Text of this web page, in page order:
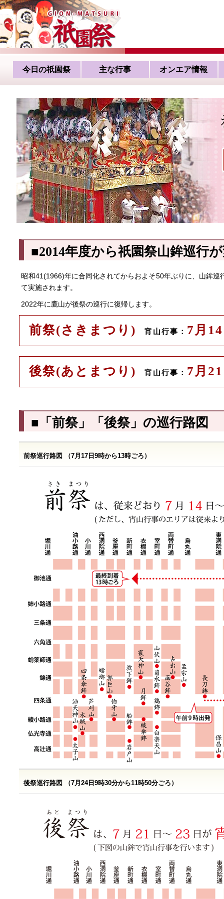
今日の祇園祭 主な行事 オンエア情報
■2014年度から祇園祭山鉾巡行
昭和41(1966)年に合同化されてからおよそ50年ぶりに、山鉾
て実施されます。
2022年に鷹山が後祭の巡行に復帰します。
前祭(さきまつり) 宵山行事： 7月
後祭(あとまつり) 宵山行事： 7月
■「前祭」「後祭」の巡行路図
前祭巡行路図 （7月17日9時から13時ごろ）
後祭巡行路図 （7月24日9時30分から11時50分ごろ）